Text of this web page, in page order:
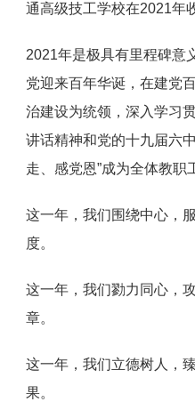
通高级技工学校在2021年
2021年是极具有里程碑意
党迎来百年华诞，在建党
治建设为统领，深入学习
讲话精神和党的十九届六
走、感党恩”成为全体教职
这一年，我们围绕中心，
度。
这一年，我们勠力同心，
章。
这一年，我们立德树人，
果。